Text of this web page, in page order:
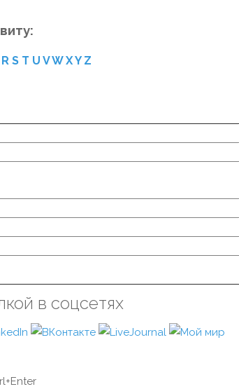
R S T U VW XY Z
в соцсетях